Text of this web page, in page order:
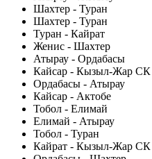
Шахтер - Туран
Шахтер - Туран
Туран - Кайрат
Женис - Шахтер
Атырау - Ордабасы
Кайсар - Кызыл-Жар СК
Ордабасы - Атырау
Кайсар - Актобе
Тобол - Елимай
Елимай - Атырау
Тобол - Туран
Кайрат - Кызыл-Жар СК